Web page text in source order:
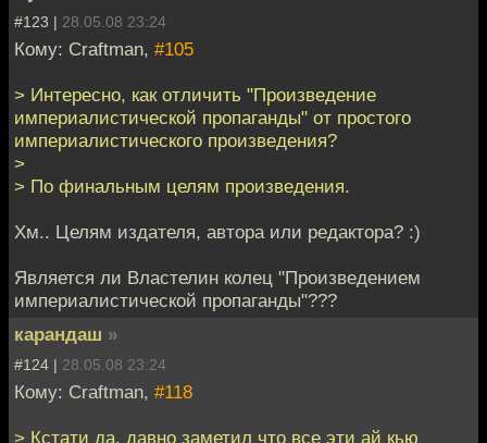
#123 | 28.05.08 23:24
Кому: Craftman, #105
> Интересно, как отличить "Произведение
империалистической пропаганды" от простого
империалистического произведения?
>
> По финальным целям произведения.
Хм.. Целям издателя, автора или редактора? :)
Является ли Властелин колец "Произведением
империалистической пропаганды"???
карандаш »
#124 | 28.05.08 23:24
Кому: Craftman, #118
> Кстати да, давно заметил что все эти ай кью